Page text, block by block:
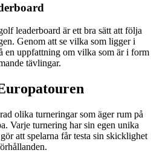
leaderboard är ett bra sätt att följa
Genom att se vilka som ligger i
en uppfattning om vilka som är i form
tävlingar.
olika turneringar som äger rum på
Varje turnering har sin egen unika
att spelarna får testa sin skicklighet